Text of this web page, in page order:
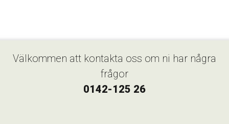
Välkommen att kontakta oss om ni har några
frågor
0142-125 26